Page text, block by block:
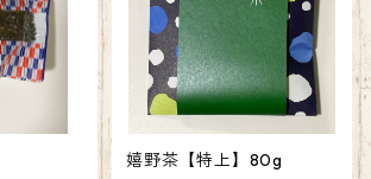
嬉野茶【特上】80g